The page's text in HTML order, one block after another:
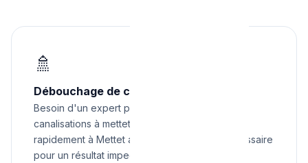
🚿
Débouchage de canalisations à Mettet
Besoin d'un expert pour débouchage de
canalisations à mettet ? Nous intervenons
rapidement à Mettet avec tout le matériel nécessaire
pour un résultat impeccable.